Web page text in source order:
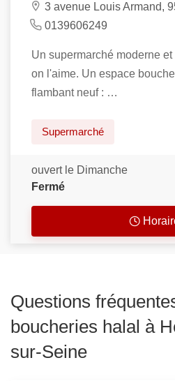
3 avenue Louis Armand,
0139606249
Un supermarché moderne
on l'aime. Un espace
flambant neuf : …
Supermarché
ouvert le Dimanche
Fermé
Questions
boucheries halal à
sur-Seine